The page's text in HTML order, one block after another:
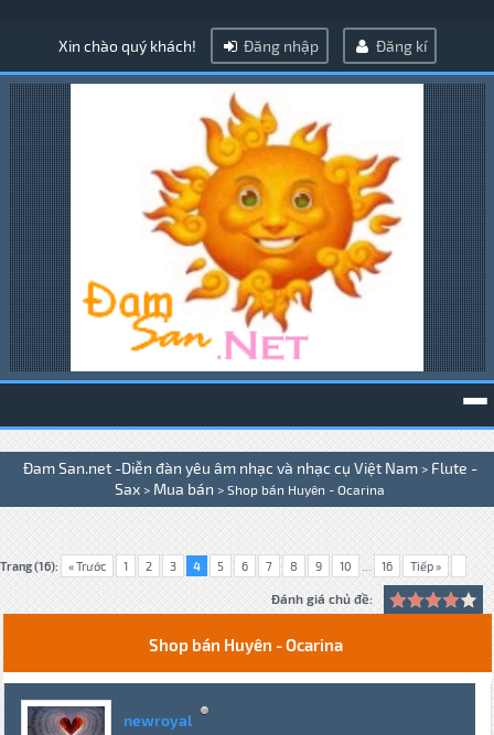
Xin chào quý khách! Đăng nhập Đăng kí
Đam San.net -Diễn đàn yêu âm nhạc và nhạc cụ Việt Nam > Flute -
Sax > Mua bán > Shop bán Huyên - Ocarina
Trang (16): « Trước 1 2 3 4 5 6 7 8 9 10 ... 16 Tiếp »
Đánh giá chủ đề:
Shop bán Huyên - Ocarina
newroyal